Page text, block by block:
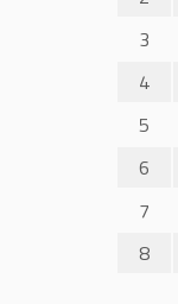
3
4
5
6
7
8